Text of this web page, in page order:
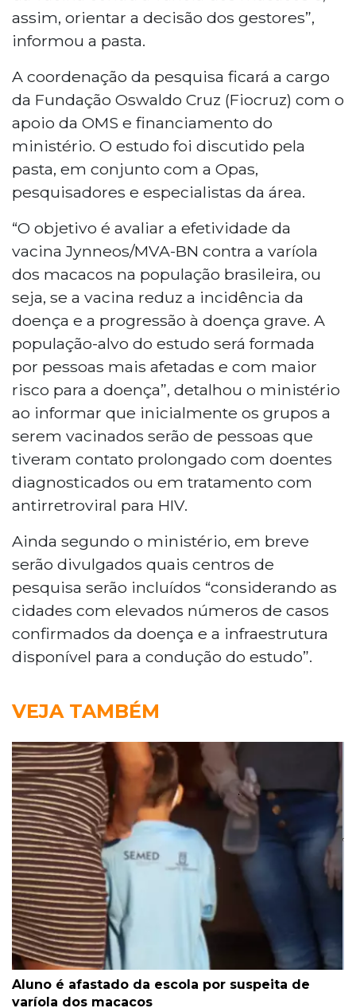
assim, orientar a decisão dos gestores”,
informou a pasta.
A coordenação da pesquisa ficará a cargo
da Fundação Oswaldo Cruz (Fiocruz) com o
apoio da OMS e financiamento do
ministério. O estudo foi discutido pela
pasta, em conjunto com a Opas,
pesquisadores e especialistas da área.
“O objetivo é avaliar a efetividade da
vacina Jynneos/MVA-BN contra a varíola
dos macacos na população brasileira, ou
seja, se a vacina reduz a incidência da
doença e a progressão à doença grave. A
população-alvo do estudo será formada
por pessoas mais afetadas e com maior
risco para a doença”, detalhou o ministério
ao informar que inicialmente os grupos a
serem vacinados serão de pessoas que
tiveram contato prolongado com doentes
diagnosticados ou em tratamento com
antirretroviral para HIV.
Ainda segundo o ministério, em breve
serão divulgados quais centros de
pesquisa serão incluídos “considerando as
cidades com elevados números de casos
confirmados da doença e a infraestrutura
disponível para a condução do estudo”.
VEJA TAMBÉM
Aluno é afastado da escola por suspeita de
varíola dos macacos